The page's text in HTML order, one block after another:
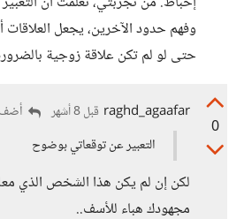
وفهم حدود الآخرين، يجعل العلاقات
حتى لو لم تكن علاقة زوجية
0
raghd_agaafar قبل 8 أشهر
التعبير عن توقعاتي بوضوح
لكن إن لم يكن هذا الشخص الذي
مجهودك هباء للأسف..